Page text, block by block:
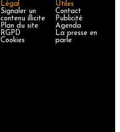
Légal
Signaler un
contenu illicite
Plan du site
RGPD
Cookies
Utiles
Contact
Publicité
Agenda
La presse en
parle